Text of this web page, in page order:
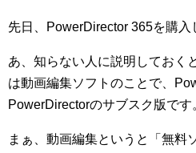
先日、PowerDirector 365を購入
あ、知らない人に説明しておく
は動画編集ソフトのことで、
PowerDirectorのサブスク版です
まぁ、動画編集というと「無料